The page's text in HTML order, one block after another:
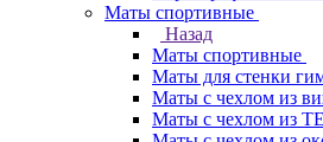
Маты спортивные
Назад
Маты спортивные
Маты для стенки
Маты с чехлом из
Маты с чехлом из